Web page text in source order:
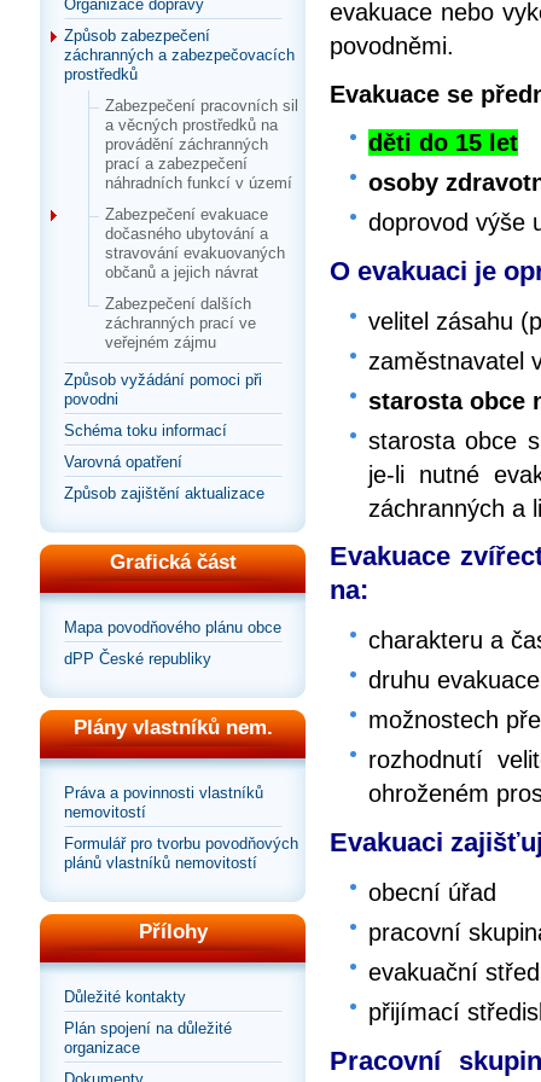
Organizace dopravy
Způsob zabezpečení
záchranných a zabezpečovacích
prostředků
Zabezpečení pracovních sil
a věcných prostředků na
provádění záchranných
prací a zabezpečení
náhradních funkcí v území
Zabezpečení evakuace
dočasného ubytování a
stravování evakuovaných
občanů a jejich návrat
Zabezpečení dalších
záchranných prací ve
veřejném zájmu
Způsob vyžádání pomoci při
povodni
Schéma toku informací
Varovná opatření
Způsob zajištění aktualizace
Grafická část
Mapa povodňového plánu obce
dPP České republiky
Plány vlastníků nem.
Práva a povinnosti vlastníků
nemovitostí
Formulář pro tvorbu povodňových
plánů vlastníků nemovitostí
Přílohy
Důležité kontakty
Plán spojení na důležité
organizace
evakuace nebo
povodněmi.
Evakuace se
děti do 15 let
osoby
doprovod výše
O evakuaci je
velitel zásahu
zaměstnavatel
starosta obce
starosta obce
je-li nutné
záchranných a
Evakuace
na:
charakteru a
druhu
možnostech
rozhodnutí
ohroženém
Evakuaci
obecní úřad
pracovní
evakuační
přijímací
Pracovní